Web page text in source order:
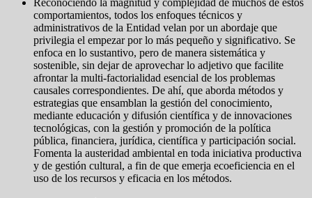
comportamientos, todos los enfoques técnicos y
administrativos de la Entidad velan por un abordaje que
privilegia el empezar por lo más pequeño y significativo. Se
enfoca en lo sustantivo, pero de manera sistemática y
sostenible, sin dejar de aprovechar lo adjetivo que facilite
afrontar la multi-factorialidad esencial de los problemas
causales correspondientes. De ahí, que aborda métodos y
estrategias que ensamblan la gestión del conocimiento,
mediante educación y difusión científica y de innovaciones
tecnológicas, con la gestión y promoción de la política
pública, financiera, jurídica, científica y participación social.
Fomenta la austeridad ambiental en toda iniciativa productiva
y de gestión cultural, a fin de que emerja ecoeficiencia en el
uso de los recursos y eficacia en los métodos.